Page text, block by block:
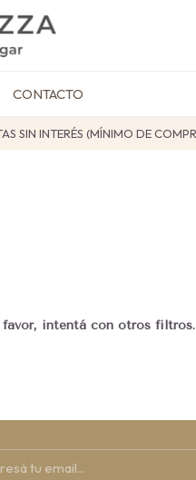
CONTACTO
SIN INTERÉS (MÍNIMO DE
favor, intentá con otros filtros.